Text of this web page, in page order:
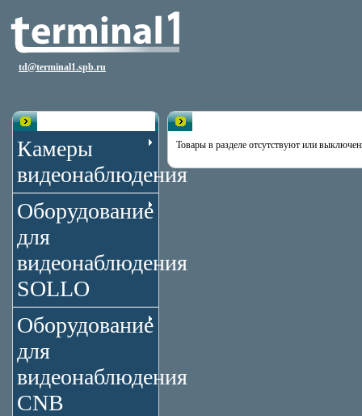
td@terminal1.spb.ru
Камеры
видеонаблюдения
Оборудование
для
видеонаблюдения
SOLLO
Оборудование
для
видеонаблюдения
CNB
Товары в разделе отсутствуют или